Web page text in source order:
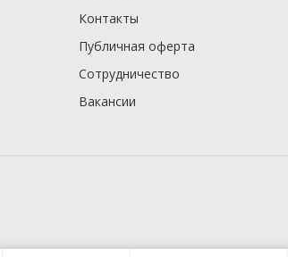
Контакты
Публичная оферта
Сотрудничество
Вакансии